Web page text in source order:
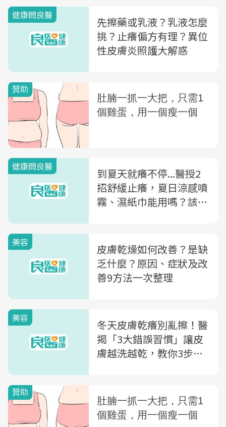
健康問良醫
先擦藥或乳液？乳液怎麼
挑？止癢偏方有理？異位
性皮膚炎照護大解惑
健康問良醫
到夏天就癢不停...醫授2
招舒緩止癢，夏日涼感噴
霧、濕紙巾能用嗎？該怎
美容
皮膚乾燥如何改善？是缺
乏什麼？原因、症狀及改
善9方法一次整理
美容
冬天皮膚乾癢別亂擦！醫
揭「3大錯誤習慣」讓皮
膚越洗越乾，教你3步驟